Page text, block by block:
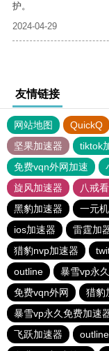
护。
2024-04-29
友情链接
网站地图 QuickQ
坚果加速器
tiktok
免费vqn外网加速
旋风加速器
八戒
黑豹加速器
一元
ios加速器
雷霆加
猎豹nvp加速器
outline
暴雪vp永
免费vqn外网
猎豹
暴雪vp永久免费加速
飞跃加速器
outline